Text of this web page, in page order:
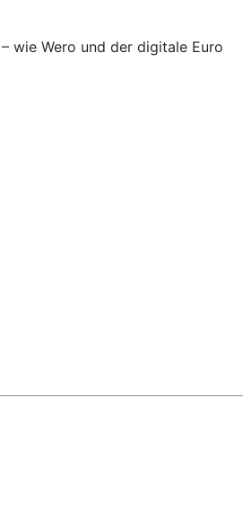
wie Wero und der digitale Euro